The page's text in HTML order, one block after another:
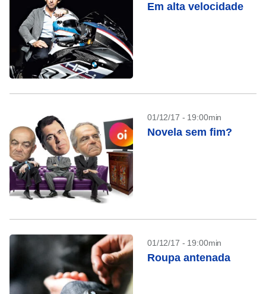
Em alta velocidade
01/12/17 - 19:00min
Novela sem fim?
01/12/17 - 19:00min
Roupa antenada